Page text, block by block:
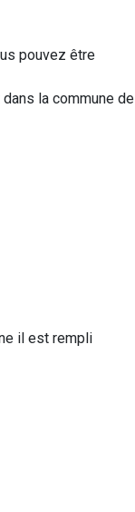
pouvez être
la commune de
il est rempli